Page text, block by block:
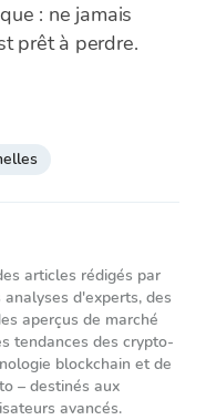
: ne jamais
prêt à perdre.
articles rédigés par
d'experts, des
aperçus de marché
tendances des crypto-
blockchain et de
– destinés aux
avancés.